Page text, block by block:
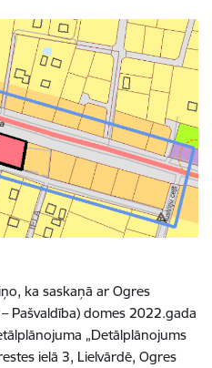
ka saskaņā ar Ogres
Pašvaldība) domes 2022.gada
„Detālplānojums
ielā 3, Lielvārdē, Ogres